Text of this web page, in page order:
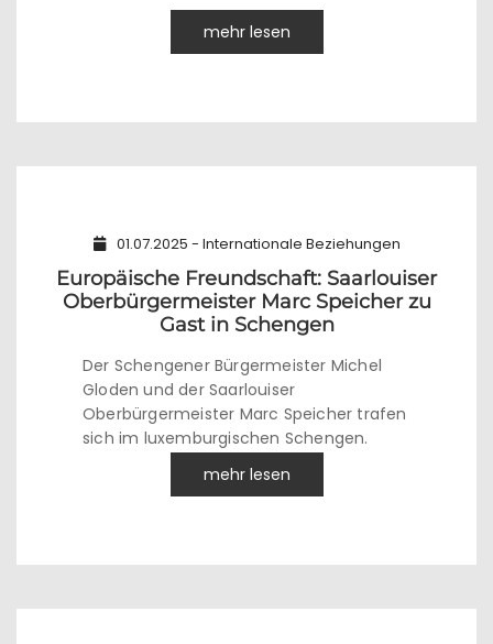
mehr lesen
01.07.2025 - Internationale Beziehungen
Europäische Freundschaft: Saarlouiser
Oberbürgermeister Marc Speicher zu
Gast in Schengen
Der Schengener Bürgermeister Michel
Gloden und der Saarlouiser
Oberbürgermeister Marc Speicher trafen
sich im luxemburgischen Schengen.
mehr lesen